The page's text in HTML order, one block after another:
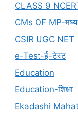
CLASS 9
CMs OF MP-
CSIR UGC NET
e-Test-ई-टेस्ट
Education
Education-शिक्षा
Ekadashi